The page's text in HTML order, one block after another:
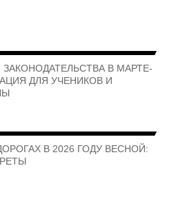
В МАРТЕ-
ДЛЯ УЧЕНИКОВ И
В 2026 ГОДУ ВЕСНОЙ: